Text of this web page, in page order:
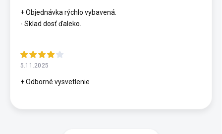
+ Objednávka rýchlo vybavená.
- Sklad dosť ďaleko.
5.11.2025
+ Odborné vysvetlenie